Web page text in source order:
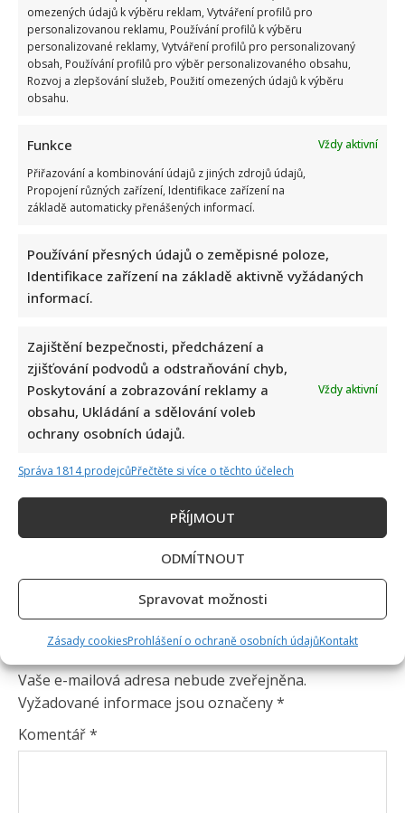
omezených údajů k výběru reklam, Vytváření profilů pro
personalizovanou reklamu, Používání profilů k výběru
personalizované reklamy, Vytváření profilů pro personalizovaný
obsah, Používání profilů pro výběr personalizovaného obsahu,
Rozvoj a zlepšování služeb, Použití omezených údajů k výběru
obsahu.
Funkce
Vždy aktivní
Přiřazování a kombinování údajů z jiných zdrojů údajů,
Propojení různých zařízení, Identifikace zařízení na
základě automaticky přenášených informací.
Používání přesných údajů o zeměpisné poloze,
Identifikace zařízení na základě aktivně vyžádaných
informací.
Zajištění bezpečnosti, předcházení a
zjišťování podvodů a odstraňování chyb,
Poskytování a zobrazování reklamy a
obsahu, Ukládání a sdělování voleb
ochrany osobních údajů.
Vždy aktivní
Správa 1814 prodejcůPřečtěte si více o těchto účelech
PŘÍJMOUT
ODMÍTNOUT
Spravovat možnosti
Zásady cookiesProhlášení o ochraně osobních údajůKontakt
Napsat komentář
Vaše e-mailová adresa nebude zveřejněna.
Vyžadované informace jsou označeny*
Komentář*